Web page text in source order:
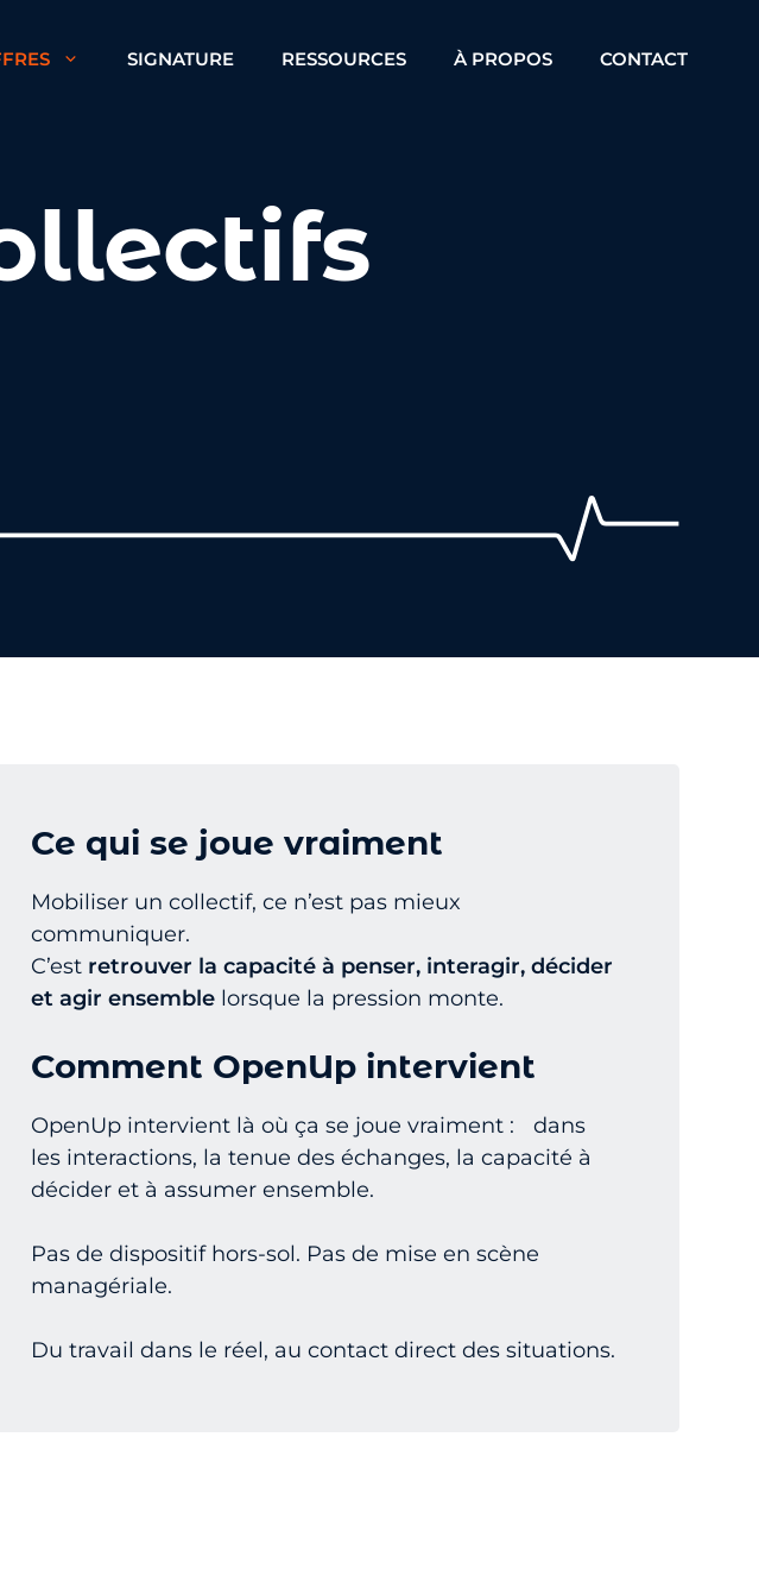
SIGNATURE RESSOURCES À PROPOS CONTACT
Ce qui se joue vraiment
Mobiliser un collectif, ce n’est pas mieux
communiquer.
C’est retrouver la capacité à penser, interagir, décider
et agir ensemblelorsque la pression monte.
Comment OpenUp intervient
OpenUp intervient là où ça se joue vraiment : dans
les interactions, la tenue des échanges, la capacité à
décider et à assumer ensemble.
Pas de dispositif hors-sol. Pas de mise en scène
managériale.
Du travail dans le réel, au contact direct des situations.